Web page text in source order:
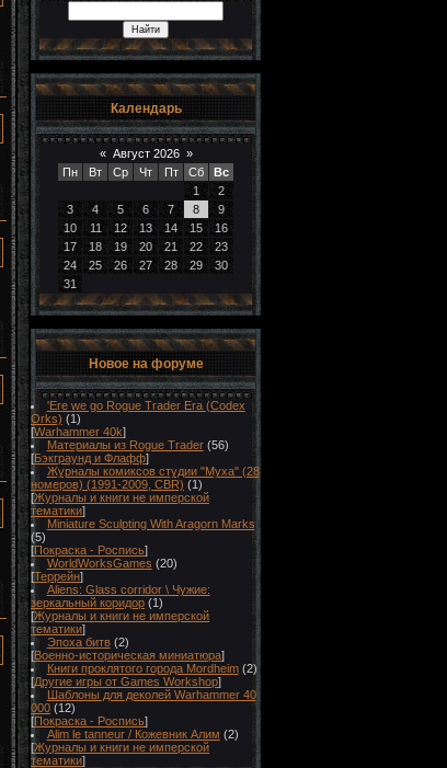
Календарь
« Август 2026 »
Пн
Вт Ср Чт Пт Сб
Вс
1
2
3
4 5 6 7 8
9
10
11 12 13 14 15
16
17
18 19 20 21 22
23
24
25 26 27 28 29
30
31
Новое на форуме
'Ere we go Rogue Trader Era (Codex
Orks) (1)
[Warhammer 40k]
Материалы из Rogue Trader (56)
[Бэкграунд и Флафф]
Журналы комиксов студии "Муха" (28
номеров) (1991-2009, CBR) (1)
[Журналы и книги не имперской
тематики]
Miniature Sculpting With Aragorn Marks
(5)
[Покраска - Роспись]
WorldWorksGames (20)
[Террейн]
Aliens: Glass corridor \ Чужие:
зеркальный коридор (1)
[Журналы и книги не имперской
тематики]
Эпоха битв (2)
[Военно-историческая миниатюра]
Книги проклятого города Mordheim (2)
[Другие игры от Games Workshop]
Шаблоны для деколей Warhammer 40
000 (12)
[Покраска - Роспись]
Alim le tanneur / Кожевник Алим (2)
[Журналы и книги не имперской
тематики]